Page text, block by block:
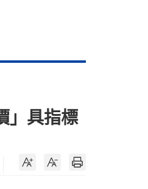
」具指標